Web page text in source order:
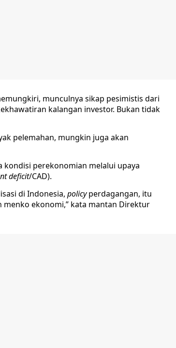
munculnya sikap pesimistis dari
kalangan investor. Bukan tidak
pelemahan, mungkin juga akan
perekonomian melalui upaya
deficit/CAD).
di Indonesia, policyperdagangan, itu
ekonomi,” kata mantan Direktur